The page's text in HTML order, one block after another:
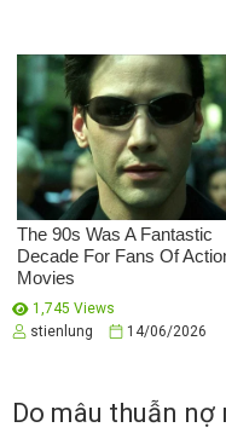
1,745 Views
stienlung
14/06/2026
Do mâu thuẫn